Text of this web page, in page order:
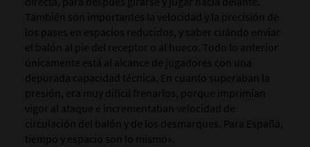
También son importantes la velocidad y la precisión de
los pases en espacios reducidos, y saber cuándo enviar
el balón al pie del receptor o al hueco. Todo lo anterior
únicamente está al alcance de jugadores con una
depurada capacidad técnica. En cuanto superaban la
presión, era muy difícil frenarlos, porque imprimían
vigor al ataque e incrementaban velocidad de
circulación del balón y de los desmarques. Para España,
tiempo y espacio son lo mismo».